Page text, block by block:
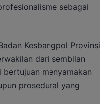
sebagai
Kesbangpol Provinsi
dari sembilan
menyamakan
prosedural yang